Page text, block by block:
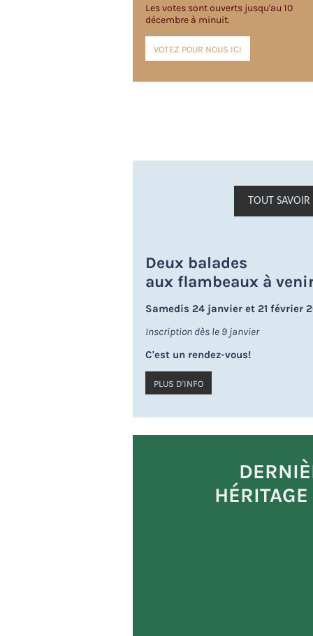
Les votes sont ouverts jusqu'au 10
décembre à minuit.
VOTEZ POUR NOUS ICI
TOUT
Deux balades
aux flambeaux à
Samedis 24 janvier et 21 février
Inscription dès le 9 janvier
C'est un rendez-vous!
PLUS D'INFO